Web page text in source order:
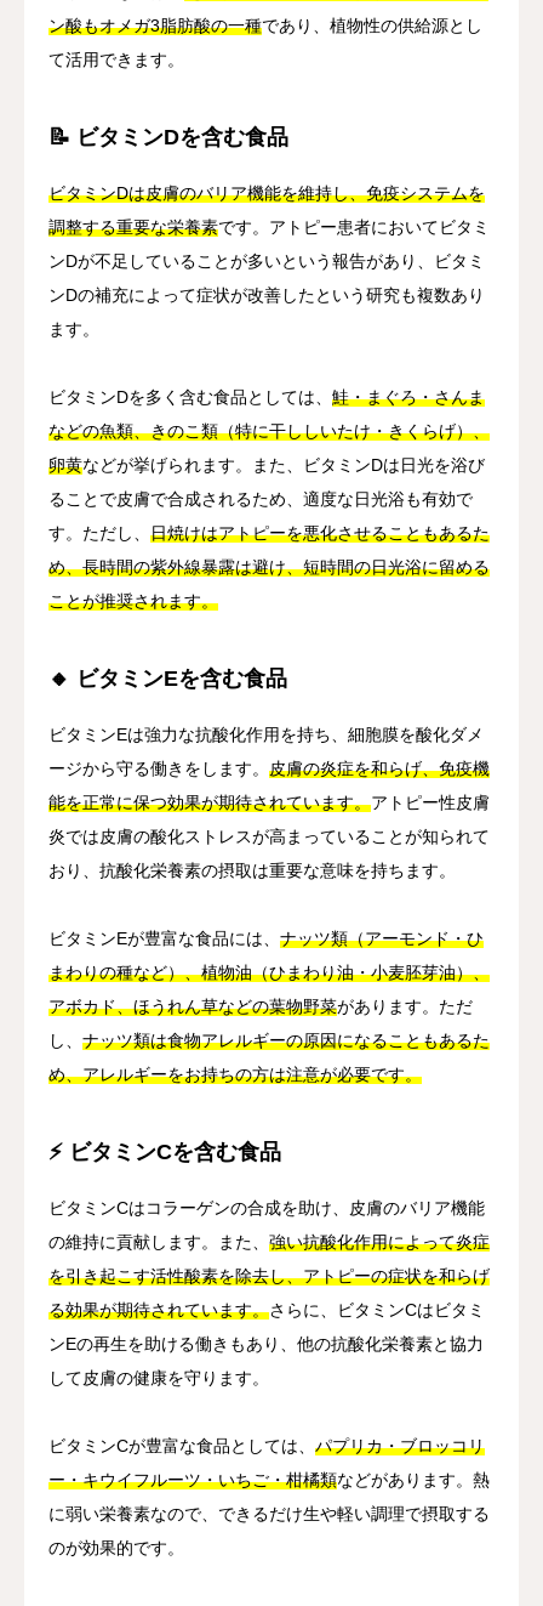
ン酸もオメガ3脂肪酸の一種であり、植物性の供給源とし
て活用できます。
📝 ビタミンDを含む食品
ビタミンDは皮膚のバリア機能を維持し、免疫システムを
調整する重要な栄養素です。アトピー患者においてビタミ
ンDが不足していることが多いという報告があり、ビタミ
ンDの補充によって症状が改善したという研究も複数あり
ます。
ビタミンDを多く含む食品としては、 鮭・まぐろ・さんま
などの魚類、きのこ類（特に干ししいたけ・きくらげ）、
卵黄などが挙げられます。また、ビタミンDは日光を浴び
ることで皮膚で合成されるため、適度な日光浴も有効で
す。ただし、 日焼けはアトピーを悪化させることもあるた
め、長時間の紫外線暴露は避け、短時間の日光浴に留める
ことが推奨されます。
🔸 ビタミンEを含む食品
ビタミンEは強力な抗酸化作用を持ち、細胞膜を酸化ダメ
ージから守る働きをします。 皮膚の炎症を和らげ、免疫機
能を正常に保つ効果が期待されています。アトピー性皮膚
炎では皮膚の酸化ストレスが高まっていることが知られて
おり、抗酸化栄養素の摂取は重要な意味を持ちます。
ビタミンEが豊富な食品には、 ナッツ類（アーモンド・ひ
まわりの種など）、植物油（ひまわり油・小麦胚芽油）、
アボカド、ほうれん草などの葉物野菜があります。ただ
し、 ナッツ類は食物アレルギーの原因になることもあるた
め、アレルギーをお持ちの方は注意が必要です。
⚡ ビタミンCを含む食品
ビタミンCはコラーゲンの合成を助け、皮膚のバリア機能
の維持に貢献します。また、 強い抗酸化作用によって炎症
を引き起こす活性酸素を除去し、アトピーの症状を和らげ
る効果が期待されています。さらに、ビタミンCはビタミ
ンEの再生を助ける働きもあり、他の抗酸化栄養素と協力
して皮膚の健康を守ります。
ビタミンCが豊富な食品としては、 パプリカ・ブロッコリ
ー・キウイフルーツ・いちご・柑橘類などがあります。熱
に弱い栄養素なので、できるだけ生や軽い調理で摂取する
のが効果的です。